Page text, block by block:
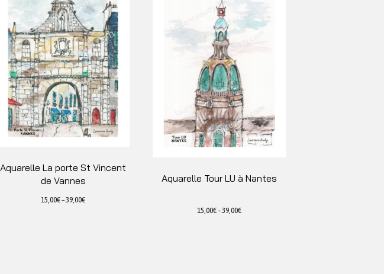
Aquarelle La porte St Vincent
de Vannes
15,00€–39,00€
Aquarelle Tour LU à Nantes
15,00€–39,00€